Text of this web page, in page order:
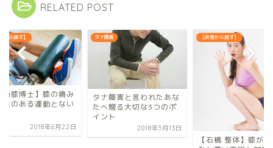
RELATED POST
から探す】
面膝博士】膝の痛み
果のある運動とない
2018年6月22日
タナ障害
タナ障害と言われたあな
たへ贈る大切な3つのポ
イント
2018年5月13日
【疾患から探す】
【石橋 整体】膝が